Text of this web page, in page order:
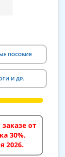
ПОСОБИЯ
И ДР.
от
30%.
2026.